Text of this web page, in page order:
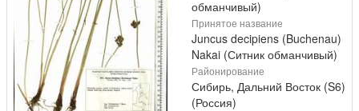
обманчивый)
Принятое название
Juncus decipiens (Buchenau)
Nakai (Ситник обманчивый)
Районирование
Сибирь, Дальний Восток (S6)
(Россия)